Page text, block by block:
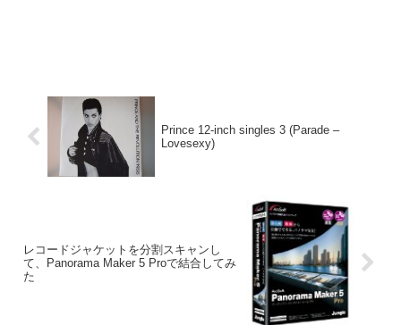
Prince 12-inch singles 3 (Parade –
Lovesexy)
レコードジャケットを分割スキャンし
て、Panorama Maker 5 Proで結合してみ
た